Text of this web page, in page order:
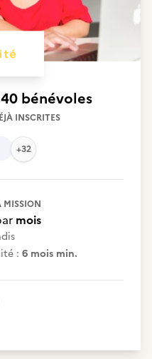
40 bénévoles
INSCRITES
+32
MISSION
mois
: 6 mois min.